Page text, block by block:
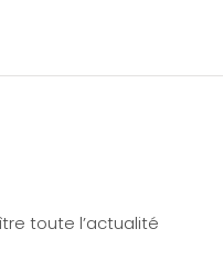
toute l’actualité